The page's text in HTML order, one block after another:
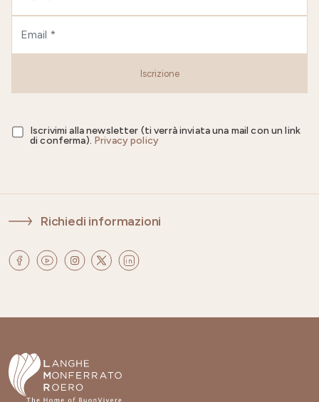
Iscrizione
Iscrivimi alla newsletter (ti verrà inviata una mail con un link
di conferma). Privacy policy
Richiedi informazioni